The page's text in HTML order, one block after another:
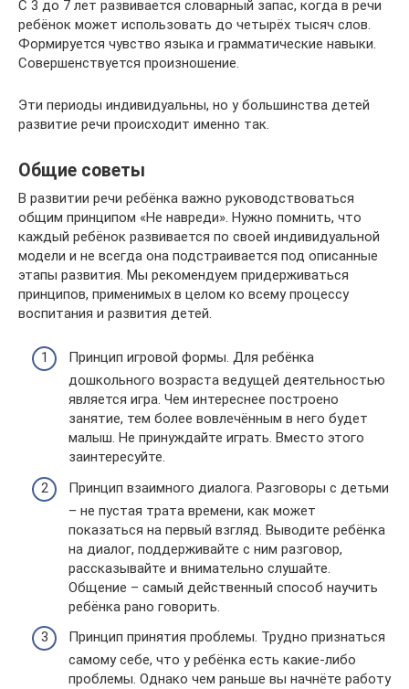
С 3 до 7 лет развивается словарный запас, когда в речи
ребёнок может использовать до четырёх тысяч слов.
Формируется чувство языка и грамматические навыки.
Совершенствуется произношение.
Эти периоды индивидуальны, но у большинства детей
развитие речи происходит именно так.
Общие советы
В развитии речи ребёнка важно руководствоваться
общим принципом «Не навреди». Нужно помнить, что
каждый ребёнок развивается по своей индивидуальной
модели и не всегда она подстраивается под описанные
этапы развития. Мы рекомендуем придерживаться
принципов, применимых в целом ко всему процессу
воспитания и развития детей.
Принцип игровой формы. Для ребёнка
дошкольного возраста ведущей деятельностью
является игра. Чем интереснее построено
занятие, тем более вовлечённым в него будет
малыш. Не принуждайте играть. Вместо этого
заинтересуйте.
Принцип взаимного диалога. Разговоры с детьми
– не пустая трата времени, как может
показаться на первый взгляд. Выводите ребёнка
на диалог, поддерживайте с ним разговор,
рассказывайте и внимательно слушайте.
Общение – самый действенный способ научить
ребёнка рано говорить.
Принцип принятия проблемы. Трудно признаться
самому себе, что у ребёнка есть какие-либо
проблемы. Однако чем раньше вы начнёте работу